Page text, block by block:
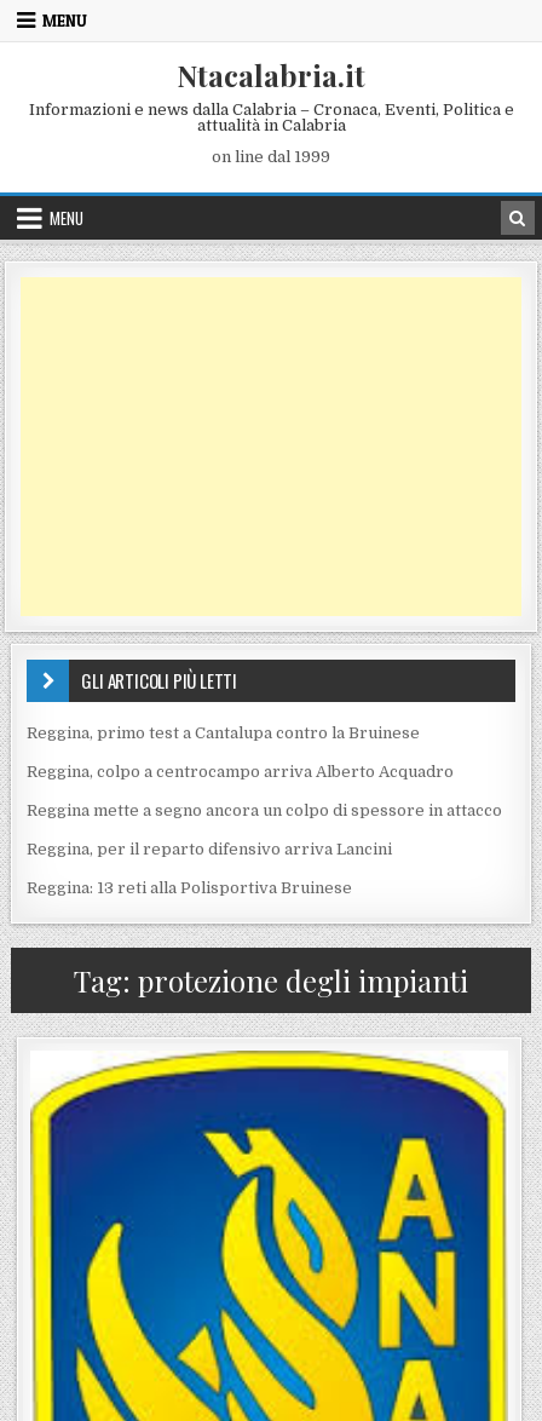
Skip to content
MENU
Ntacalabria.it
Informazioni e news dalla Calabria – Cronaca, Eventi, Politica e
attualità in Calabria
on line dal 1999
MENU
GLI ARTICOLI PIÙ LETTI
Reggina, primo test a Cantalupa contro la Bruinese
Reggina, colpo a centrocampo arriva Alberto Acquadro
Reggina mette a segno ancora un colpo di spessore in attacco
Reggina, per il reparto difensivo arriva Lancini
Reggina: 13 reti alla Polisportiva Bruinese
Tag: protezione degli impianti